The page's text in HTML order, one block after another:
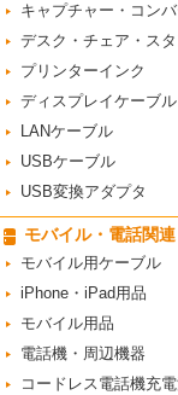
キャプチャー・コン
デスク・チェア・ス
プリンターインク
ディスプレイケーブル
LANケーブル
USBケーブル
USB変換アダプタ
モバイル・電話関連
モバイル用ケーブル
iPhone・iPad用品
モバイル用品
電話機・周辺機器
コードレス電話機充